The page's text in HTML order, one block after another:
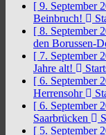
[ 9. September
Beinbruch!
[ 8. September
den Borussen-
[ 7. September
Jahre alt!
[ 6. September
Herrensohr
[ 6. September
Saarbrücken
[ 5. September